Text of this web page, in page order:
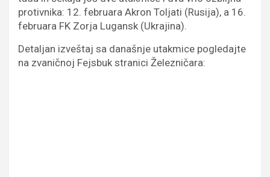
protivnika: 12. februara Akron Toljati (Rusija), a 16.
februara FK Zorja Lugansk (Ukrajina).
Detaljan izveštaj sa današnje utakmice pogledajte
na zvaničnoj Fejsbuk stranici Železničara: